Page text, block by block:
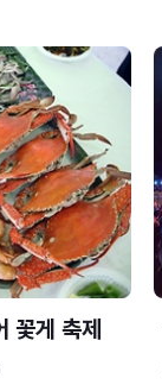
꽃게 축제